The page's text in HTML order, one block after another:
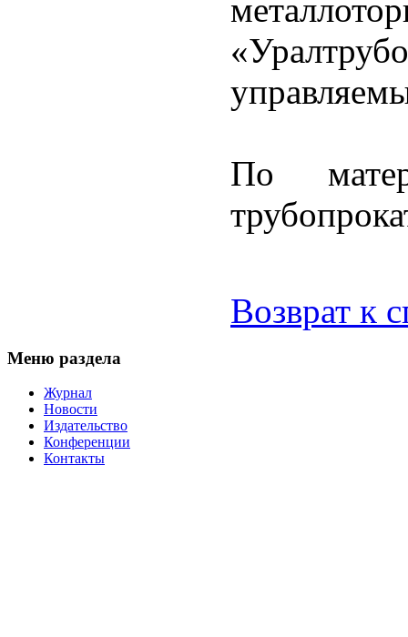
По
Возврат к
Меню раздела
Журнал
Новости
Издательство
Конференции
Контакты